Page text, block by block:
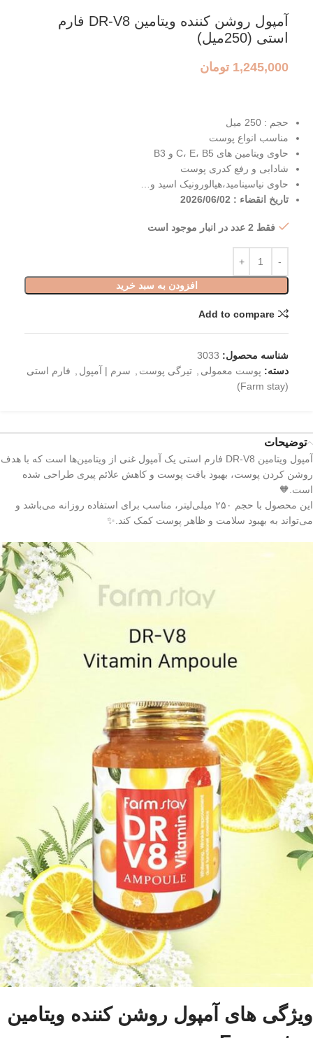
آمپول روشن کننده ویتامین DR-V8 فارم
استی (250میل)
1,245,000 تومان
حجم : 250 میل
مناسب انواع پوست
حاوی ویتامین های C، E، B5 و B3
شادابی و رفع کدری پوست
حاوی نیاسینامید،هیالورونیک اسید و…
تاریخ انقضاء : 2026/06/02
فقط 2 عدد در انبار موجود است
افزودن به سبد خرید
Add to compare
شناسه محصول: 3033
دسته: پوست معمولی تیرگی پوست سرم | آمپول
فارم استی
(Farm stay)
توضیحات
آمپول ویتامین DR-V8 فارم استی یک آمپول غنی از ویتامین‌ها است که با هدف
روشن کردن پوست، بهبود بافت پوست و کاهش علائم پیری طراحی شده
است.🧡
این محصول با حجم ۲۵۰ میلی‌لیتر، مناسب برای استفاده روزانه می‌باشد و
می‌تواند به بهبود سلامت و ظاهر پوست کمک کند.✨
ویژگی های آمپول روشن کننده ویتامین